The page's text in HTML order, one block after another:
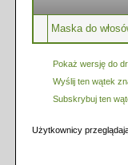
Maska do
Pokaż wersję do
Wyślij ten wątek
Subskrybuj ten
Użytkownicy